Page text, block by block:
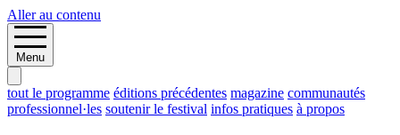
Aller au contenu
Menu
tout le programme éditions précédentes magazine communautés
professionnel·les soutenir le festival infos pratiques à propos